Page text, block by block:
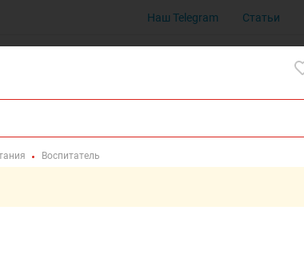
Наш Telegram Статьи
Воспитатель